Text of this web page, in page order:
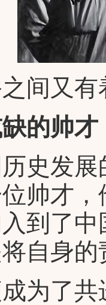
间又有
的帅才
史发展
帅才
到了
自身
为了共